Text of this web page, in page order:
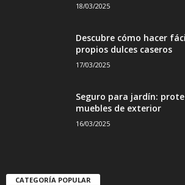
18/03/2025
Descubre cómo hacer
propios dulces caseros
17/03/2025
Seguro para jardín:
muebles de exterior
16/03/2025
CATEGORÍA POPULAR